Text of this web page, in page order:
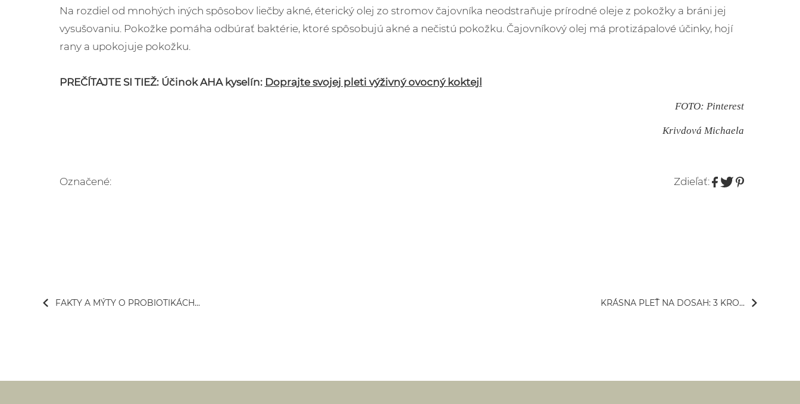
Na rozdiel od mnohých iných spôsobov liečby akné, éterický olej zo stromov čajovníka neodstraňuje prírodné oleje z pokožky a bráni jej
vysušovaniu. Pokožke pomáha odbúrať baktérie, ktoré spôsobujú akné a nečistú pokožku. Čajovníkový olej má protizápalové účinky, hojí
rany a upokojuje pokožku.
PREČÍTAJTE SI TIEŽ: Účinok AHA kyselín: Doprajte svojej pleti výživný ovocný koktejl
FOTO: Pinterest
Krivdová Michaela
Označené: Zdieľať:
FAKTY A MÝTY O PROBIOTIKÁCH... KRÁSNA PLEŤ NA DOSAH: 3 KRO...